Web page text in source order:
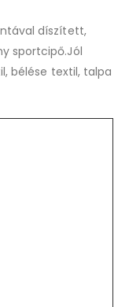
díszített,
sportcipő.Jól
bélése textil, talpa